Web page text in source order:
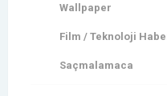
Wallpaper
Film / Teknoloji
Saçmalamaca